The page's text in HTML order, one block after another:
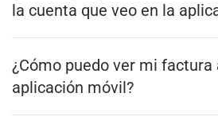
la cuenta que veo en la
¿Cómo puedo ver mi factura
aplicación móvil?